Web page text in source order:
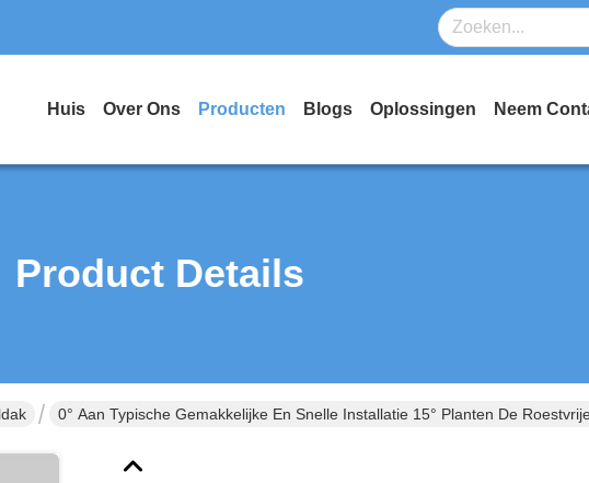
Huis Over Ons Producten Blogs Oplossingen
Product Details
0° Aan Typische Gemakkelijke En Snelle Installatie 15° Planten De